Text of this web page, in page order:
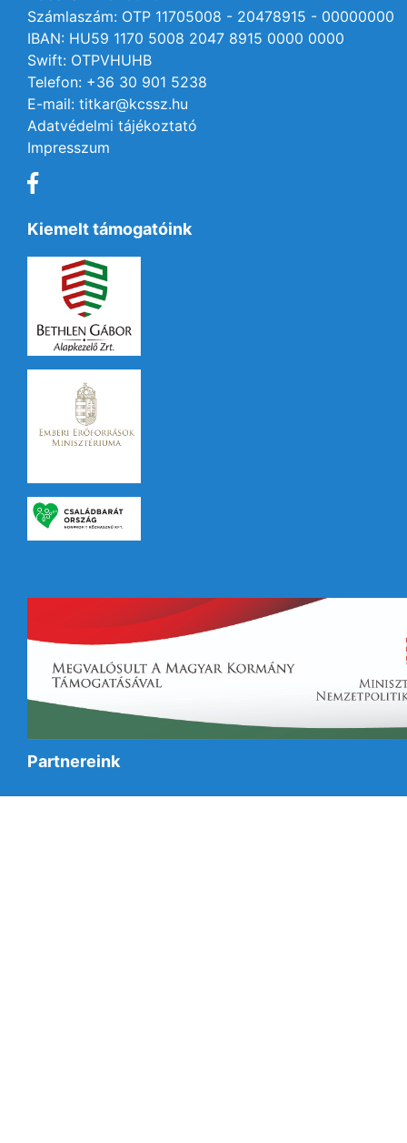
Számlaszám: OTP 11705008 - 20478915 - 00000000
IBAN: HU59 1170 5008 2047 8915 0000 0000
Swift: OTPVHUHB
Telefon: +36 30 901 5238
E-mail: titkar@kcssz.hu
Adatvédelmi tájékoztató
Impresszum
Kiemelt támogatóink
Partnereink